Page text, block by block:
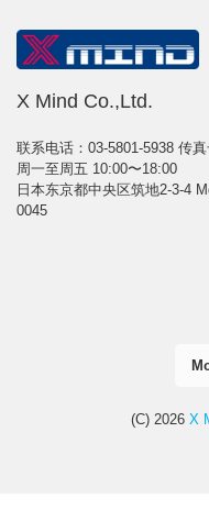
X Mind Co.,Ltd.
联系电话：03-5801-5938 传
周一至周五 10:00〜18:00
日本东京都中央区筑地2-3-4
0045
(C) 2026 X